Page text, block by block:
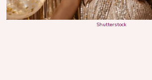
Shutterstock